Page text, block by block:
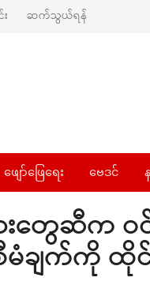
ဆက်သွယ်ရန်
ဖျော်ဖြေရေး ဗေဒင်
ားတွေဆီက
ချက်ကို ထို